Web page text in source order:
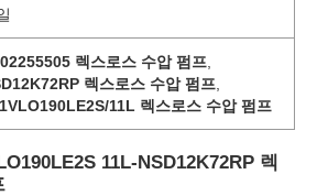
렉스로스 수압 펌프
렉스로스 수압 펌프
11L 렉스로스 수압 펌프
11L-NSD12K72RP 렉